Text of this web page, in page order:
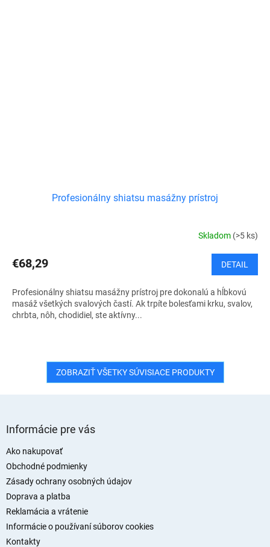
Profesionálny shiatsu masážny prístroj
Skladom (>5 ks)
€68,29 DETAIL
Profesionálny shiatsu masážny prístroj pre dokonalú a hĺbkovú
masáž všetkých svalových častí. Ak trpíte bolesťami krku, svalov,
chrbta, nôh, chodidiel, ste aktívny...
ZOBRAZIŤ VŠETKY SÚVISIACE PRODUKTY
Informácie pre vás
Ako nakupovať
Obchodné podmienky
Zásady ochrany osobných údajov
Doprava a platba
Reklamácia a vrátenie
Informácie o používaní súborov cookies
Kontakty